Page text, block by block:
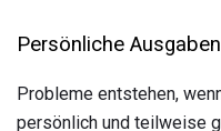
Persönliche
Probleme entstehen,
persönlich und teilweise